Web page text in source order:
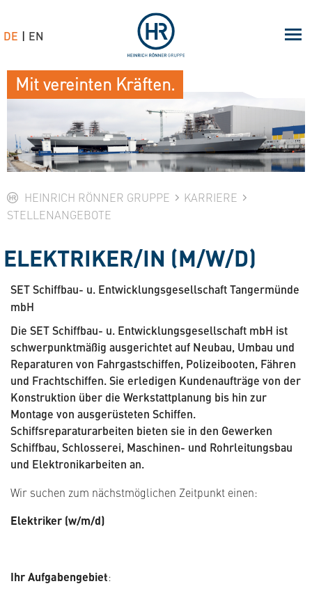
HEINRICH RÖNNER GRUPPE
KARRIERE
STELLENANGEBOTE
ELEKTRIKER/IN (M/W/D)
SET Schiffbau- u. Entwicklungs­gesellschaft Tangermünde
mbH
Die SET Schiffbau- u. Entwicklungsgesellschaft mbH ist
schwerpunktmäßig ausgerichtet auf Neubau, Umbau und
Reparaturen von Fahrgastschiffen, Polizeibooten, Fähren
und Frachtschiffen. Sie erledigen Kundenaufträge von der
Konstruktion über die Werkstattplanung bis hin zur
Montage von ausgerüsteten Schiffen.
Schiffsreparaturarbeiten bieten sie in den Gewerken
Schiffbau, Schlosserei, Maschinen- und Rohrleitungsbau
und Elektronikarbeiten an.
Wir suchen zum nächstmöglichen Zeitpunkt einen:
Elektriker (w/m/d)
Ihr Aufgabengebiet:
Mit vereinten Kräften.
DE EN